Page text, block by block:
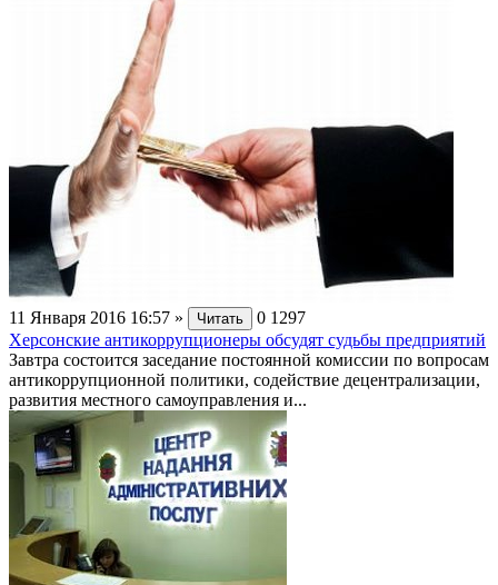
11 Января 2016 16:57 » Читать 0 1297
Херсонские антикоррупционеры обсудят судьбы предприятий
Завтра состоится заседание постоянной комиссии по вопросам
антикоррупционной политики, содействие децентрализации,
развития местного самоуправления и...